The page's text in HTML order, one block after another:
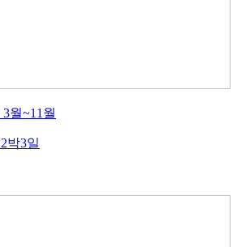
월~11월
박3일